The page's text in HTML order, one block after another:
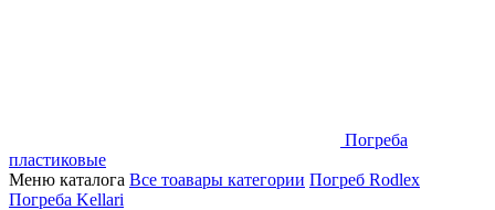
Погреба
пластиковые
Меню каталога Все тоавары категории Погреб Rodlex
Погреба Kellari